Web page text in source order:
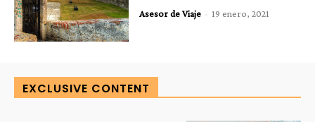
Asesor de Viaje - 19 enero, 2021
EXCLUSIVE CONTENT